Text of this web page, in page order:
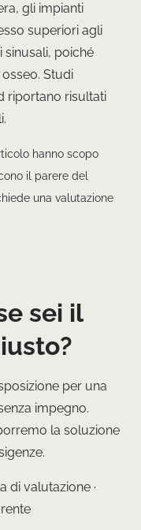
gli impianti
superiori agli
sinusali, poiché
Studi
riportano risultati
hanno scopo
il parere del
una valutazione
sei il
per una
impegno.
la soluzione
di valutazione ·